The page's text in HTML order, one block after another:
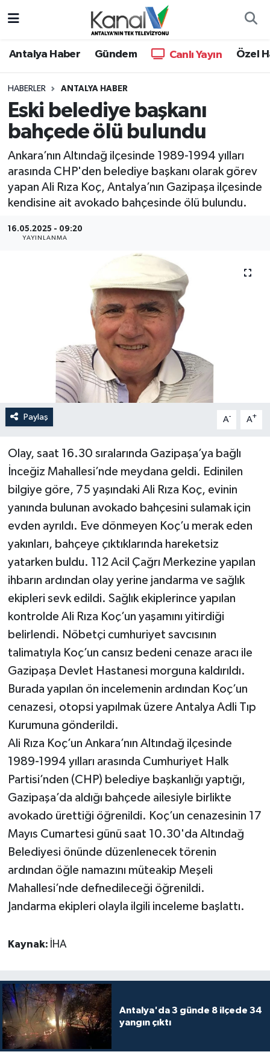
Antalya Haber Gündem Canlı Yayın Özel
HABERLER ANTALYA HABER
Eski belediye başkanı
bahçede ölü bulundu
Ankara’nın Altındağ ilçesinde 1989-1994 yılları
arasında CHP'den belediye başkanı olarak görev
yapan Ali Rıza Koç, Antalya’nın Gazipaşa ilçesinde
kendisine ait avokado bahçesinde ölü bulundu.
16.05.2025 - 09:20
YAYINLANMA
Paylaş A- A+
Olay, saat 16.30 sıralarında Gazipaşa’ya bağlı
İnceğiz Mahallesi’nde meydana geldi. Edinilen
bilgiye göre, 75 yaşındaki Ali Rıza Koç, evinin
yanında bulunan avokado bahçesini sulamak için
evden ayrıldı. Eve dönmeyen Koç’u merak eden
yakınları, bahçeye çıktıklarında hareketsiz
yatarken buldu. 112 Acil Çağrı Merkezine yapılan
ihbarın ardından olay yerine jandarma ve sağlık
ekipleri sevk edildi. Sağlık ekiplerince yapılan
kontrolde Ali Rıza Koç’un yaşamını yitirdiği
belirlendi. Nöbetçi cumhuriyet savcısının
talimatıyla Koç’un cansız bedeni cenaze aracı ile
Gazipaşa Devlet Hastanesi morguna kaldırıldı.
Burada yapılan ön incelemenin ardından Koç’un
cenazesi, otopsi yapılmak üzere Antalya Adli Tıp
Kurumuna gönderildi.
Ali Rıza Koç’un Ankara’nın Altındağ ilçesinde
1989-1994 yılları arasında Cumhuriyet Halk
Partisi’nden (CHP) belediye başkanlığı yaptığı,
Gazipaşa’da aldığı bahçede ailesiyle birlikte
avokado ürettiği öğrenildi. Koç’un cenazesinin 17
Mayıs Cumartesi günü saat 10.30'da Altındağ
Belediyesi önünde düzenlenecek törenin
ardından öğle namazını müteakip Meşeli
Mahallesi’nde defnedileceği öğrenildi.
Jandarma ekipleri olayla ilgili inceleme başlattı.
Kaynak: İHA
Antalya'da 3 günde 8 ilçede 34
yangın çıktı
Antalya Haber
Dünya
Eğitim
Ekonomi
Gündem
Günün Manşetleri
KANALV Spor
Kültür Sanat
Magazin
Öğle Bülteni
Siyaset
Sosyal medya
Spor
Teknoloji
Televizyon
Turizm
Yaşam
Hava Durumu
Trafik Durumu
Süper Lig Puan Durumu ve Fikstür
Tüm Manşetler
Son Dakika Haberleri
Haber Arşivi